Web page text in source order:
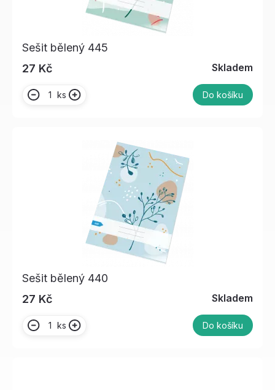
Sešit bělený 445
27 Kč
Skladem
ks Do košíku
Sešit bělený 440
27 Kč
Skladem
ks Do košíku